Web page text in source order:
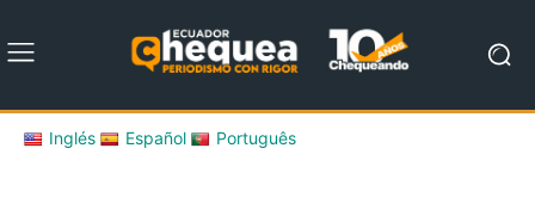
Inglés Español Português